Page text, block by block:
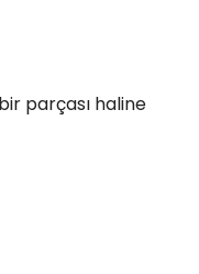
parçası haline